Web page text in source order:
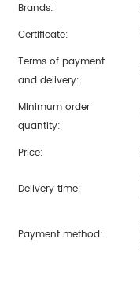
Brands:
Certificate:
Terms of payment
and delivery:
Minimum order
quantity:
Price:
Delivery time:
Payment method: